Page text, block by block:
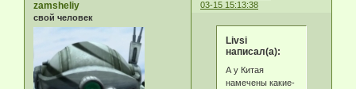
03-15 15:13:38
zamsheliy
свой человек
Livsi
написал(а):
А у Китая
намечены какие-